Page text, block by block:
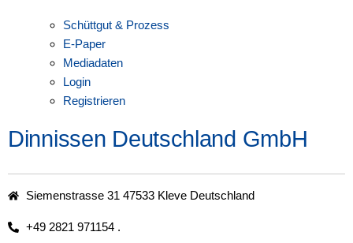
Schüttgut & Prozess
E-Paper
Mediadaten
Login
Registrieren
Dinnissen Deutschland GmbH
Siemenstrasse 31 47533 Kleve Deutschland
+49 2821 971154 .